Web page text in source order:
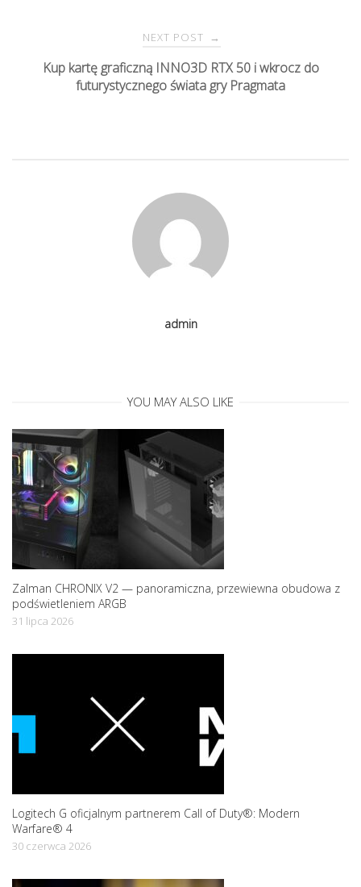
o
n
NEXT POST →
Kup kartę graficzną INNO3D RTX 50 i wkrocz do
futurystycznego świata gry Pragmata
admin
YOU MAY ALSO LIKE
Zalman CHRONIX V2 — panoramiczna, przewiewna obudowa z
podświetleniem ARGB
31 lipca 2026
Logitech G oficjalnym partnerem Call of Duty®: Modern
Warfare® 4
30 czerwca 2026